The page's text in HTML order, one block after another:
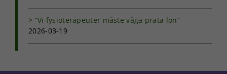
”Vi fysioterapeuter måste våga prata lön”
2026-03-19